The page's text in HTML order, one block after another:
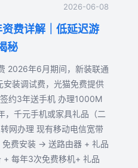
2026-06-08
费详解｜低延迟游
秘
2026年6月期间，新装联通
装调试费，光猫免费提供
签约3年送手机 办理1000M
，千元手机或家具礼品（二
网办理 现有移动电信宽带
免费安装 → 送路由器 + 礼品
每年3次免费移机+ 礼品